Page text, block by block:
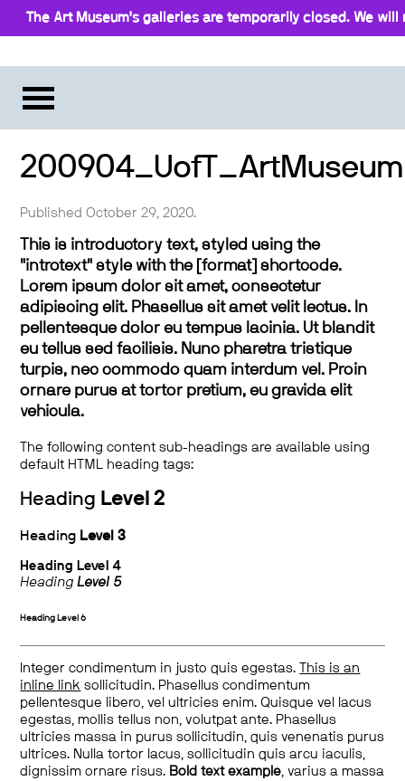
The Art Museum’s galleries are temporarily closed. We
Published October 29, 2020.
This is introductory text, styled using the
"introtext" style with the [format] shortcode.
Lorem ipsum dolor sit amet, consectetur
adipiscing elit. Phasellus sit amet velit lectus. In
pellentesque dolor eu tempus lacinia. Ut blandit
eu tellus sed facilisis. Nunc pharetra tristique
turpis, nec commodo quam interdum vel. Proin
ornare purus at tortor pretium, eu gravida elit
vehicula.
The following content sub-headings are available using
default HTML heading tags:
Heading Level 2
Heading Level 3
Heading Level 4
HeadingLevel 5
Heading Level 6
Integer condimentum in justo quis egestas.
This is an
inline link sollicitudin. Phasellus condimentum
pellentesque libero, vel ultricies enim. Quisque vel lacus
egestas, mollis tellus non, volutpat ante. Phasellus
ultricies massa in purus sollicitudin, quis venenatis purus
ultrices. Nulla tortor lacus, sollicitudin quis arcu iaculis,
dignissim ornare risus. Bold text example, varius a massa